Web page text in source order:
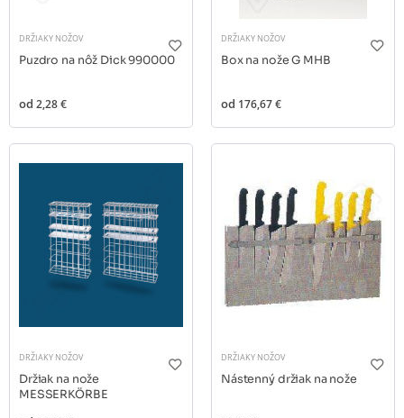
DRŽIAKY NOŽOV
Puzdro na nôž Dick 990000
od 2,28 €
DRŽIAKY NOŽOV
Box na nože G MHB
od 176,67 €
DRŽIAKY NOŽOV
Držiak na nože
MESSERKÖRBE
DRŽIAKY NOŽOV
Nástenný držiak na nože